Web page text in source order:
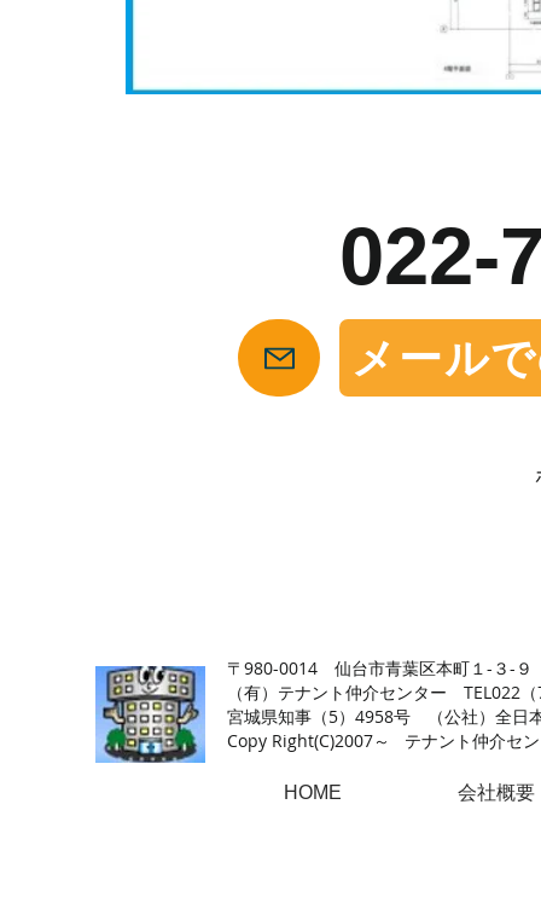
022-
メール
〒980-0014 仙台市青葉区本町１-３-９
（有）テナント仲介センター TEL022
宮城県知事（5）4958号 （公社）全日
Copy Right(C)2007～ テナント仲介セ
HOME 会社概要